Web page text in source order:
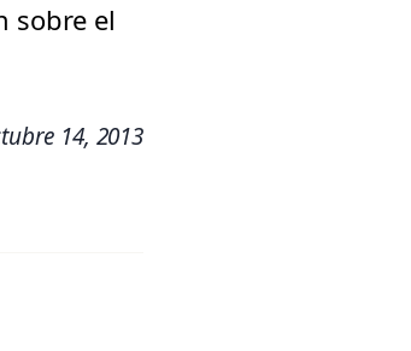
sobre el
14, 2013